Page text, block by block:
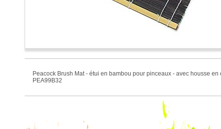
Peacock Brush Mat - étui en bambou pour pinceaux - avec housse en
PEA99B32